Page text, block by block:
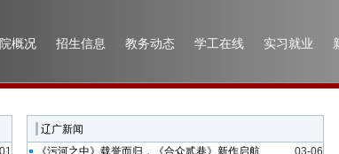
概况 招生信息 教务动态 学工在线 实习就业
辽广新闻
《污河之中》载誉而归，《合众贰巷》新作启航
03-06